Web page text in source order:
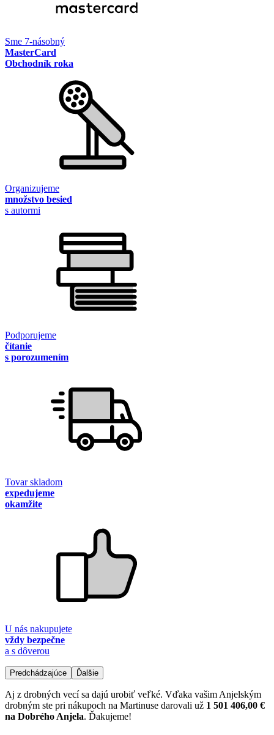
Sme 7-násobný
MasterCard
Obchodník roka
Organizujeme
množstvo besied
s autormi
Podporujeme
čítanie
s porozumením
Tovar skladom
expedujeme
okamžite
U nás nakupujete
vždy bezpečne
a s dôverou
Predchádzajúce Ďalšie
Aj z drobných vecí sa dajú urobiť veľké. Vďaka vašim Anjelským
drobným ste pri nákupoch na Martinuse darovali už 1 501 406,00 €
na Dobrého Anjela. Ďakujeme!